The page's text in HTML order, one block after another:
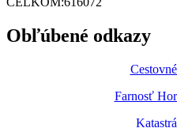
Obľúbené odkazy
Farnosť